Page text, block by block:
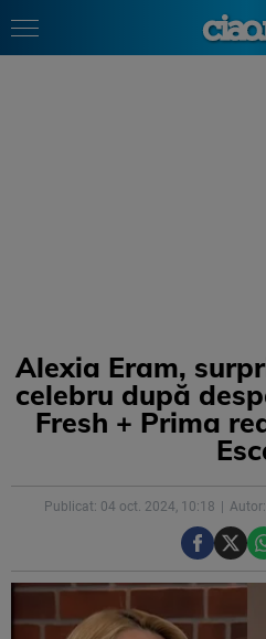
Alexia Eram,
celebru după
Fresh + Prima
Publicat: 04 oct. 2024, 10:18 Autor: